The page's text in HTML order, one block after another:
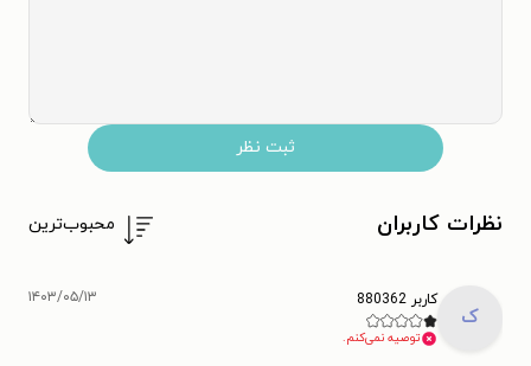
ثبت نظر
نظرات کاربران محبوب‌ترین
ک
کاربر 880362
توصیه نمی‌کنم.
۱۴۰۳/۰۵/۱۳